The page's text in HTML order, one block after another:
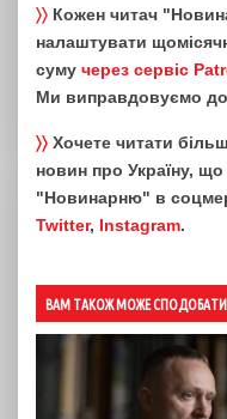
〉〉 Кожен читач
налаштувати
суму через сервіс
Ми виправдовуємо
〉〉 Хочете читати
новин про Україну,
"Новинарню" в
Twitter, Instagram.
ВАМ ТАКОЖ МОЖЕ